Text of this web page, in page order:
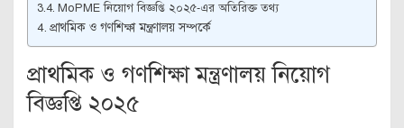
MoPME নিয়োগ বিজ্ঞপ্তি ২০২৫-এর অতিরিক্ত তথ্য
প্রাথমিক ও গণশিক্ষা মন্ত্রণালয় সম্পর্কে
প্রাথমিক ও গণশিক্ষা মন্ত্রণালয় নিয়োগ
বিজ্ঞপ্তি ২০২৫